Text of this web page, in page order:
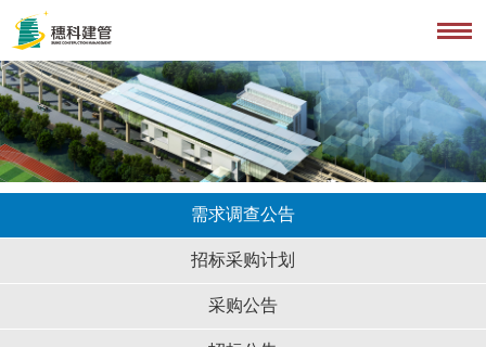
需求调查公告
招标采购计划
采购公告